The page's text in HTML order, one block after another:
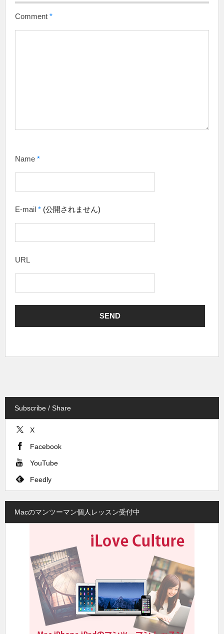
Comment *
Name *
E-mail * (公開されません)
URL
Subscribe / Share
X
Facebook
YouTube
Feedly
Macのマンツーマン個人レッスン受付中